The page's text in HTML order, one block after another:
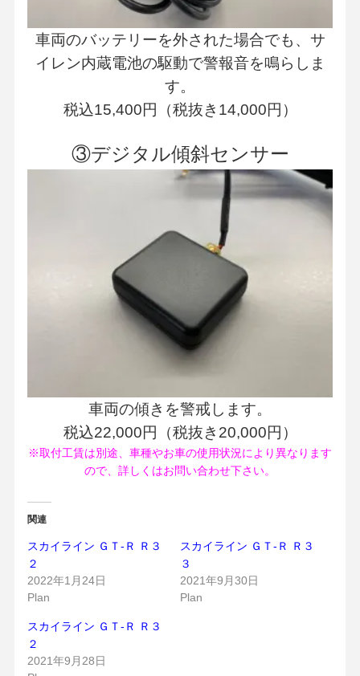
車両のバッテリーを外された場合でも、サ
イレン内蔵電池の駆動で警報音を鳴らしま
す。
税込15,400円（税抜き14,000円）
③デジタル傾斜センサー
車両の傾きを警戒します。
税込22,000円（税抜き20,000円）
※取付工賃は別途、車種やお車の使用状況により異なります
ので、詳しくはお問い合わせ下さい。
関連
スカイライン ＧＴ-Ｒ Ｒ３
２
2022年1月24日
Plan
スカイライン ＧＴ-Ｒ Ｒ３
３
2021年9月30日
Plan
スカイライン ＧＴ-Ｒ Ｒ３
２
2021年9月28日